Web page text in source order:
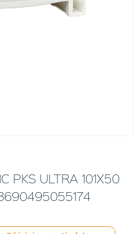
PKS ULTRA 101X50